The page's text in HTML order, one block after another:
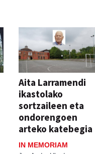
Aita Larramendi
ikastolako
sortzaileen eta
ondorengoen
arteko katebegia
IN MEMORIAM